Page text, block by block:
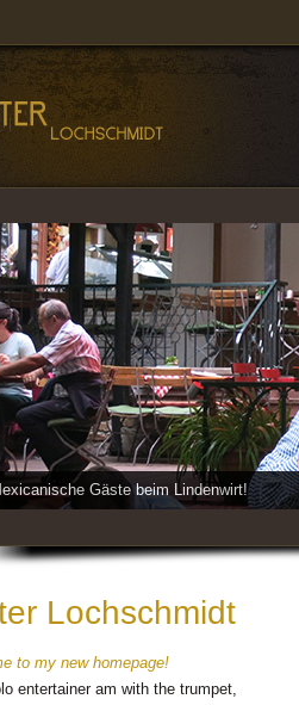
Gäste beim Lindenwirt!
Lochschmidt
to my new homepage!
entertainer am with the trumpet,